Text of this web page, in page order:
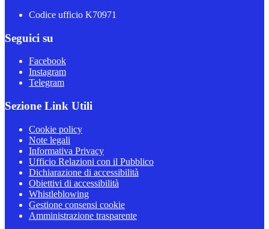
Codice ufficio K70971
Seguici su
Facebook
Instagram
Telegram
Sezione Link Utili
Cookie policy
Note legali
Informativa Privacy
Ufficio Relazioni con il Pubblico
Dichiarazione di accessibilità
Obiettivi di accessibilità
Whistleblowing
Gestione consensi cookie
Amministrazione trasparente